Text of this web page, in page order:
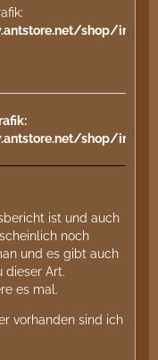
shop/
shop/
ist und auch
noch
und es gibt auch
dieser Art.
es mal.
vorhanden sind ich